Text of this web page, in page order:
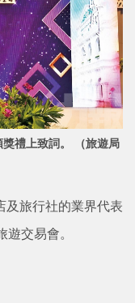
禮上致詞。 （旅遊局
及旅行社的業界代表
交易會。